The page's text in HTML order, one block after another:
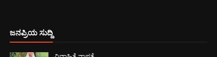
ಜನಪ್ರಿಯ ಸುದ್ದಿ